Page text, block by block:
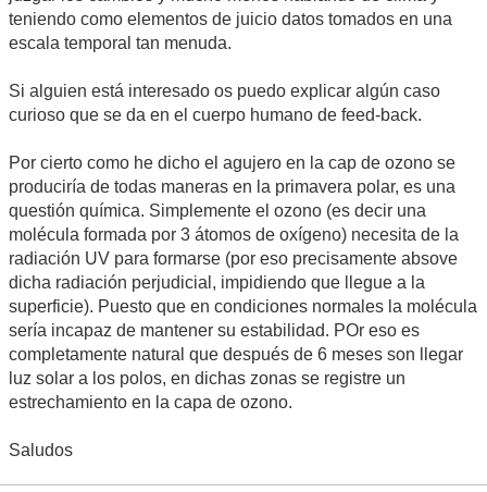
teniendo como elementos de juicio datos tomados en una
escala temporal tan menuda.
Si alguien está interesado os puedo explicar algún caso
curioso que se da en el cuerpo humano de feed-back.
Por cierto como he dicho el agujero en la cap de ozono se
produciría de todas maneras en la primavera polar, es una
questión química. Simplemente el ozono (es decir una
molécula formada por 3 átomos de oxígeno) necesita de la
radiación UV para formarse (por eso precisamente absove
dicha radiación perjudicial, impidiendo que llegue a la
superficie). Puesto que en condiciones normales la molécula
sería incapaz de mantener su estabilidad. POr eso es
completamente natural que después de 6 meses son llegar
luz solar a los polos, en dichas zonas se registre un
estrechamiento en la capa de ozono.
Saludos